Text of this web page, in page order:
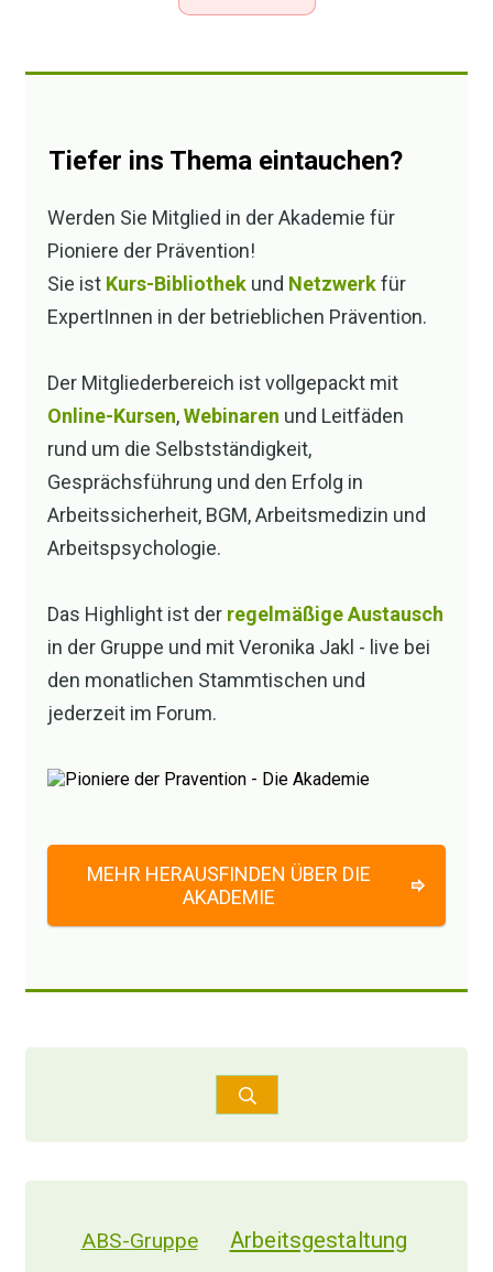
eine Software, und damit kein Heilsbringer,
offene Kommunikation und eine klar
Unternehmen die Einführung von KI
betreuen? Wird da KI schon eingesetzt? Und
sehen Sie Veränderungen bei den
psychischen Arbeitsbedingungen dadurch?
Schreiben Sie mir gern ein Mail, wenn Sie
sich austauschen wollen
an:veronika@pdp.com
Tiefer ins Thema eintauchen?
Werden Sie Mitglied in der Akademie für
Pioniere der Prävention!
Sie ist Kurs-Bibliothek und Netzwerkfür
ExpertInnen in der betrieblichen Prävention.
Der Mitgliederbereich ist vollgepackt mit
Online-Kursen,Webinaren und Leitfäden
rund um die Selbstständigkeit,
Gesprächsführung und den Erfolg in
Arbeitssicherheit, BGM, Arbeitsmedizin und
Arbeitspsychologie.
Das Highlight ist der regelmäßige Austausch
in der Gruppe und mit Veronika Jakl - live bei
den monatlichen Stammtischen und
jederzeit im Forum.
MEHR HERAUSFINDEN ÜBER DIE
AKADEMIE
ABS-Gruppe
Arbeitsgestaltung